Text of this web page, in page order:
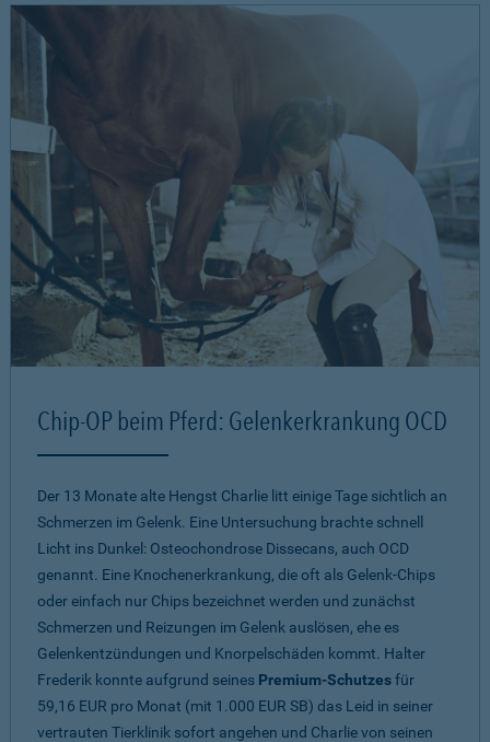
Chip-OP beim Pferd: Gelenkerkrankung OCD
Der 13 Monate alte Hengst Charlie litt einige Tage sichtlich an
Schmerzen im Gelenk. Eine Untersuchung brachte schnell
Licht ins Dunkel: Osteochondrose Dissecans, auch OCD
genannt. Eine Knochenerkrankung, die oft als Gelenk-Chips
oder einfach nur Chips bezeichnet werden und zunächst
Schmerzen und Reizungen im Gelenk auslösen, ehe es
Gelenkentzündungen und Knorpelschäden kommt. Halter
Frederik konnte aufgrund seines Premium-Schutzesfür
59,16 EUR pro Monat (mit 1.000 EUR SB) das Leid in seiner
vertrauten Tierklinik sofort angehen und Charlie von seinen